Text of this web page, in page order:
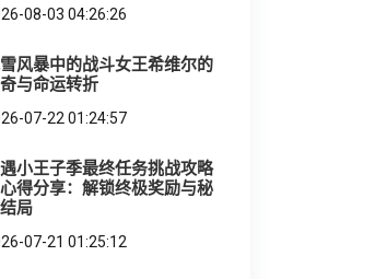
08-03 04:26:26
风暴中的战斗女王希维尔的
与命运转折
07-22 01:24:57
小王子季最终任务挑战攻略
得分享：解锁终极奖励与秘
局
07-21 01:25:12